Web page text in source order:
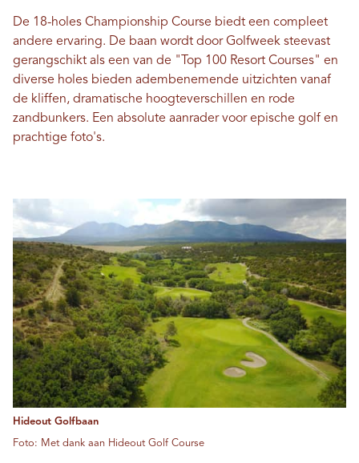
De 18-holes Championship Course biedt een compleet
andere ervaring. De baan wordt door Golfweek steevast
gerangschikt als een van de "Top 100 Resort Courses" en
diverse holes bieden adembenemende uitzichten vanaf
de kliffen, dramatische hoogteverschillen en rode
zandbunkers. Een absolute aanrader voor epische golf en
prachtige foto's.
Hideout Golfbaan
Foto: Met dank aan Hideout Golf Course